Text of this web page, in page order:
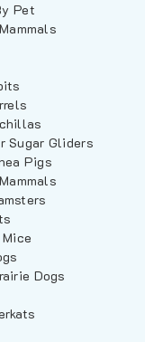
Pet
Sugar Gliders
Pigs
Dogs